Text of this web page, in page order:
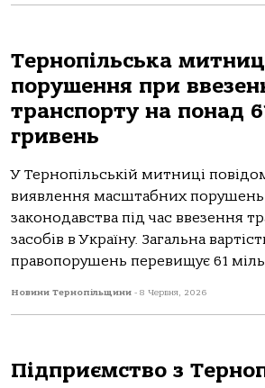
Тернопільська
порушення при
транспорту на понад
гривень
У Тернопільській митниці
виявлення масштабних
законодавства під час ввезення
засобів в Україну. Загальна
правопорушень перевищує 61
Новини Тернопільщини - 8 Червня, 2026
Підприємство з